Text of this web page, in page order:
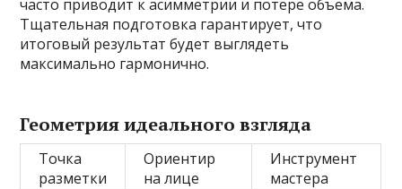
часто приводит к асимметрии и потере объема.
Тщательная подготовка гарантирует, что
итоговый результат будет выглядеть
максимально гармонично.
Геометрия идеального взгляда
Точка
разметки
Ориентир
на лице
Инструмент
мастера